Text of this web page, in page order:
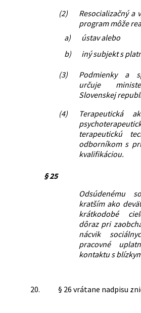
(2)
Resocializačný a
program môže
a)
ústav alebo
b)
iný subjekt s
(3)
Podmienky a
určuje
Slovenskej
(4)
Terapeutická
terapeutickú
odborníkom s
kvalifikáciou.
§ 25
Odsúdenému
kratším ako
krátkodobé
dôraz pri
nácvik
pracovné
kontaktu s
20. § 26 vrátane nadpisu